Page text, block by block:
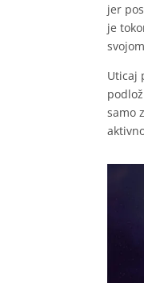
jer
je
Uticaj
samo